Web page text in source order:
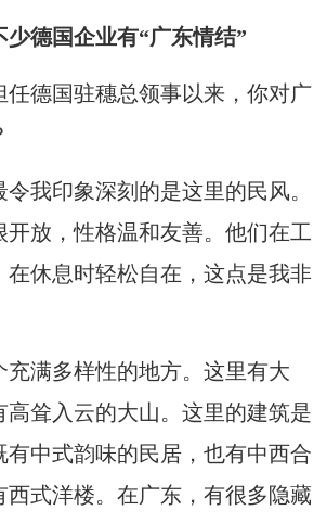
少德国企业有“广东情结”
德国驻穗总领事以来，你对广
印象深刻的是这里的民风。
开放，性格温和友善。他们在工
在休息时轻松自在，这点是我非
满多样性的地方。这里有大
高耸入云的大山。这里的建筑是
有中式韵味的民居，也有中西合
西式洋楼。在广东，有很多隐藏